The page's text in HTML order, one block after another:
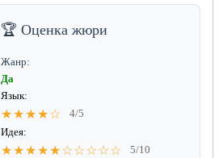
🏆 Оценка жюри
Жанр:
Да
Язык:
★★★★☆
4/5
Идея:
★★★★★☆☆☆☆☆
5/10